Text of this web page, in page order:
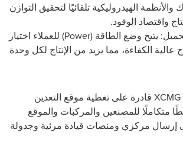
والأنظمة الهيدروليكية تلقائيًا لتحقيق التوازن
واقتصاد الوقود.
يتيح وضع الطاقة (Power) للعملاء اختيار
عالية الكفاءة، مما يزيد من الإنتاج لكل وحدة
XCMG قادرة على تغطية موقع التعدين
متكاملًا للمصنعين والمركبات والموقع
إرسال مركزي ومنصات قيادة مرئية وجدولة